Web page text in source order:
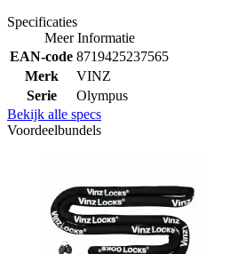
Specificaties
Meer Informatie
EAN-code 8719425237565
Merk
VINZ
Serie
Olympus
Bekijk alle specs
Voordeelbundels